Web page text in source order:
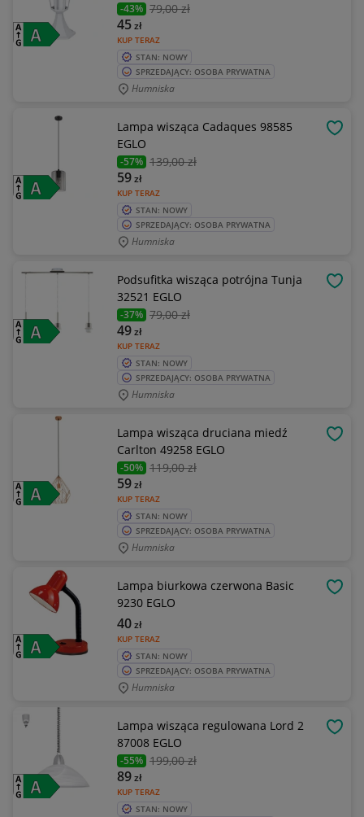
-43% 79,00 zł
KUP TERAZ
45zł
STAN: NOWY
SPRZEDAJĄCY: OSOBA PRYWATNA
Humniska
Lampa wisząca Cadaques 98585
EGLO
-57% 139,00 zł
KUP TERAZ
59zł
STAN: NOWY
SPRZEDAJĄCY: OSOBA PRYWATNA
Humniska
Podsufitka wisząca potrójna Tunja
32521 EGLO
-37% 79,00 zł
KUP TERAZ
49zł
STAN: NOWY
SPRZEDAJĄCY: OSOBA PRYWATNA
Humniska
Lampa wisząca druciana miedź
Carlton 49258 EGLO
-50% 119,00 zł
KUP TERAZ
59zł
STAN: NOWY
SPRZEDAJĄCY: OSOBA PRYWATNA
Humniska
Lampa biurkowa czerwona Basic
9230 EGLO
KUP TERAZ
40zł
STAN: NOWY
SPRZEDAJĄCY: OSOBA PRYWATNA
Humniska
Lampa wisząca regulowana Lord 2
87008 EGLO
-55% 199,00 zł
KUP TERAZ
89zł
STAN: NOWY